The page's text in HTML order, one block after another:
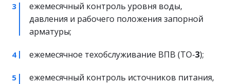
ежемесячный контроль уровня воды,
давления и рабочего положения запорной
арматуры;
ежемесячное техобслуживание ВПВ (ТО-3);
ежемесячный контроль источников питания,